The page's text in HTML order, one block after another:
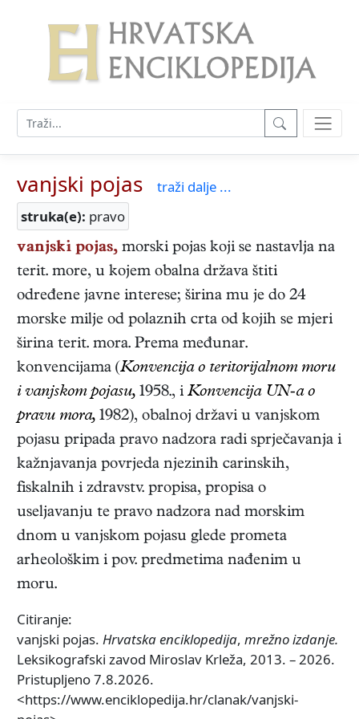
vanjski pojas
traži dalje ...
struka(e): pravo
vanjski pojas, morski pojas koji se nastavlja na
terit. more, u kojem obalna država štiti
određene javne interese; širina mu je do 24
morske milje od polaznih crta od kojih se mjeri
širina terit. mora. Prema međunar.
konvencijama (Konvencija o teritorijalnom moru
i vanjskom pojasu, 1958., i Konvencija UN-a o
pravu mora, 1982), obalnoj državi u vanjskom
pojasu pripada pravo nadzora radi sprječavanja i
kažnjavanja povrjeda njezinih carinskih,
fiskalnih i zdravstv. propisa, propisa o
useljavanju te pravo nadzora nad morskim
dnom u vanjskom pojasu glede prometa
arheološkim i pov. predmetima nađenim u
moru.
Citiranje:
vanjski pojas. Hrvatska enciklopedija, mrežno izdanje.
Leksikografski zavod Miroslav Krleža, 2013. – 2026.
Pristupljeno 7.8.2026.
<https://www.enciklopedija.hr/clanak/vanjski-